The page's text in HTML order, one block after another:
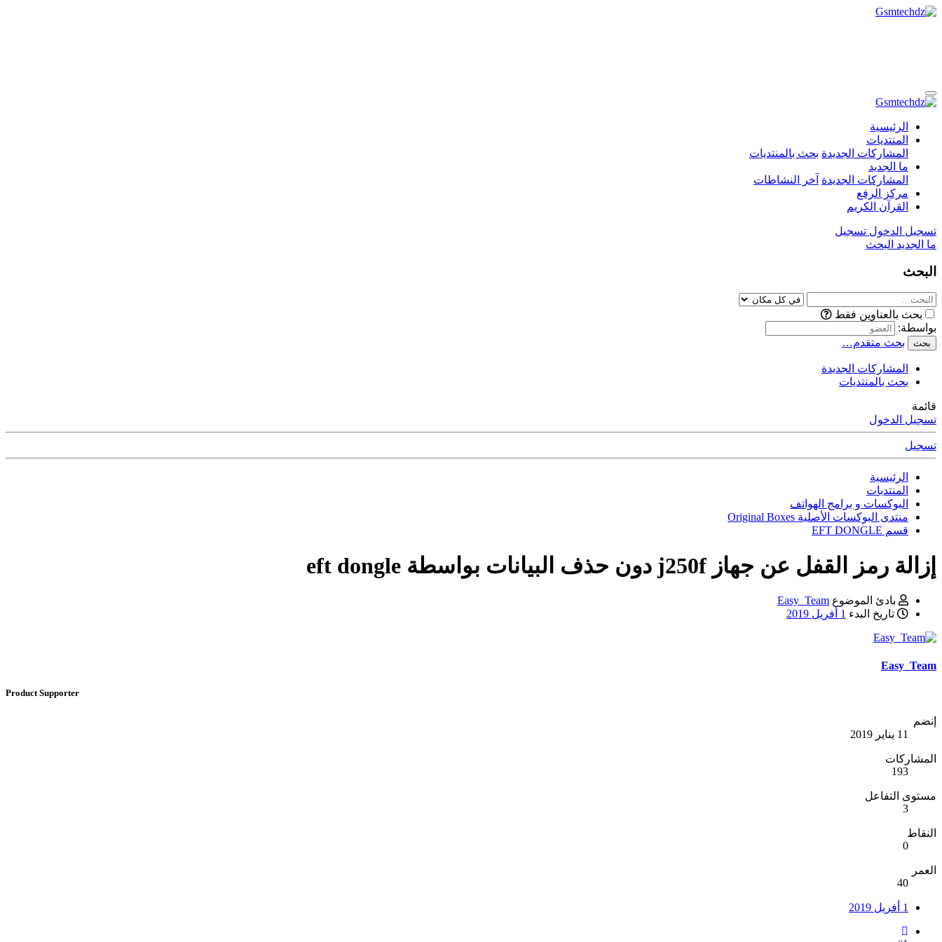
الرئيسية
المنتديات
المشاركات الجديدة بحث بالمنتديات
ما الجديد
المشاركات الجديدة آخر النشاطات
مركز الرفع
القرآن الكريم
تسجيل الدخول تسجيل
ما الجديد البحث
البحث
بحث بالعناوين فقط
بواسطة:
بحث بحث متقدم…
المشاركات الجديدة
بحث بالمنتديات
قائمة
تسجيل الدخول
تسجيل
الرئيسية
المنتديات
البوكسات و برامج الهواتف
منتدى البوكسات الأصلية Original Boxes
قسم EFT DONGLE
إزالة رمز القفل عن جهاز j250f دون حذف البيانات بواسطة eft dongle
بادئ الموضوع Easy_Team
تاريخ البدء 1 أفريل 2019
Easy_Team
Product Supporter
إنضم
11 يناير 2019
المشاركات
193
مستوى التفاعل
3
النقاط
0
العمر
40
1 أفريل 2019